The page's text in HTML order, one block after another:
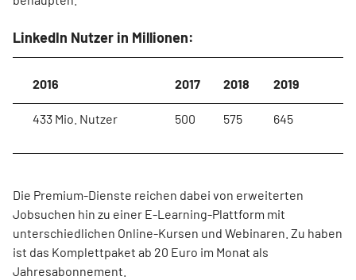
LinkedIn Nutzer in Millionen:
2016 2017 2018 2019
433 Mio. Nutzer 500 575 645
Die Premium-Dienste reichen dabei von erweiterten
Jobsuchen hin zu einer E-Learning-Plattform mit
unterschiedlichen Online-Kursen und Webinaren. Zu haben
ist das Komplettpaket ab 20 Euro im Monat als
Jahresabonnement.